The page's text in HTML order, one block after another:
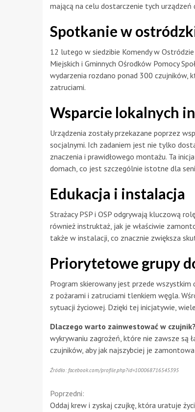
mającą na celu dostarczenie tych urządzeń
Spotkanie w
12 lutego w siedzibie Komendy w
Miejskich i Gminnych Ośrodków Pomocy
wydarzenia rozdano ponad 300 czujników,
zatruciami.
Wsparcie lokalnych
Urządzenia zostały przekazane poprzez
socjalnymi. Ich zadaniem jest nie tylko
znaczenia i prawidłowego montażu. Ta
domach, co jest szczególnie istotne dla
Edukacja i instalacja
Strażacy PSP i OSP odgrywają kluczową
również instruktaż, jak je właściwie
także w instalacji, co znacznie zwiększa
Priorytetowe grupy
Program skierowany jest przede
z pożarami i zatruciami tlenkiem węgla.
sytuacji życiowej. Dzięki tej inicjatywie,
Dlaczego warto zainwestować w czujnik?
wykrywaniu zagrożeń, które nie zawsze są
czujników, aby jak najszybciej je
Źródło: facebook.com/profile.php?id=100068716545395
Continue
Poprzedni:
Oddaj krew i zyskaj czujkę, która uratuje